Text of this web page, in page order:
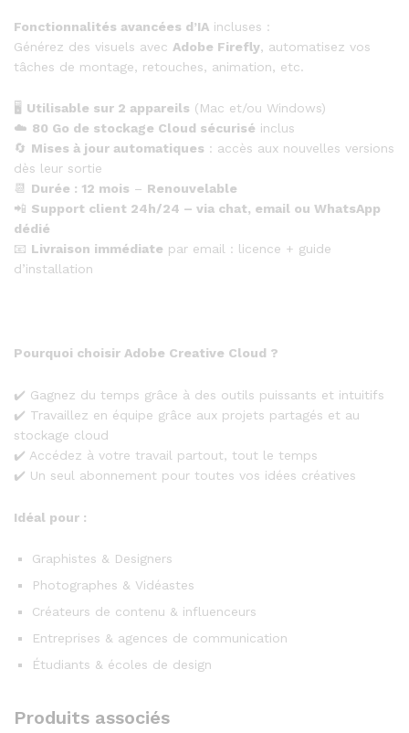
Fonctionnalités avancées d’IA incluses :
Générez des visuels avec Adobe Firefly, automatisez vos
tâches de montage, retouches, animation, etc.
🖥️ Utilisable sur 2 appareils (Mac et/ou Windows)
☁️ 80 Go de stockage Cloud sécurisé inclus
🔄 Mises à jour automatiques : accès aux nouvelles versions
dès leur sortie
📆 Durée : 12 mois – Renouvelable
📲 Support client 24h/24 – via chat, email ou WhatsApp
dédié
📧 Livraison immédiate par email : licence + guide
d’installation
Pourquoi choisir Adobe Creative Cloud ?
✔️ Gagnez du temps grâce à des outils puissants et intuitifs
✔️ Travaillez en équipe grâce aux projets partagés et au
stockage cloud
✔️ Accédez à votre travail partout, tout le temps
✔️ Un seul abonnement pour toutes vos idées créatives
Idéal pour :
Graphistes & Designers
Photographes & Vidéastes
Créateurs de contenu & influenceurs
Entreprises & agences de communication
Étudiants & écoles de design
Produits associés